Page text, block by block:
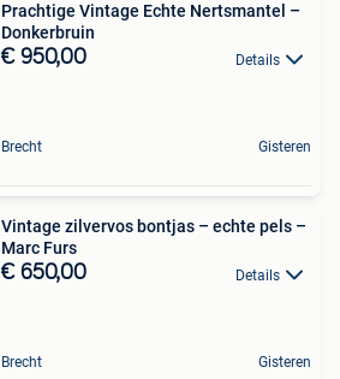
Prachtige Vintage Echte Nertsmantel –
Donkerbruin
€ 950,00 Details
Brecht Gisteren
Vintage zilvervos bontjas – echte pels –
Marc Furs
€ 650,00 Details
Brecht Gisteren